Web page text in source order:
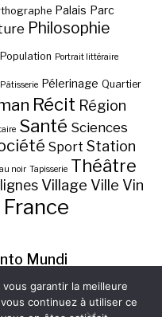
Palais Parc
Philosophie
Population Portrait littéraire
Pâtisserie Pélerinage Quartier
Récit Région
Santé Sciences
Sport Station
noir Tapisserie Théâtre
Village Ville Vin
Mundi
garantir la meilleure
continuez à utiliser ce